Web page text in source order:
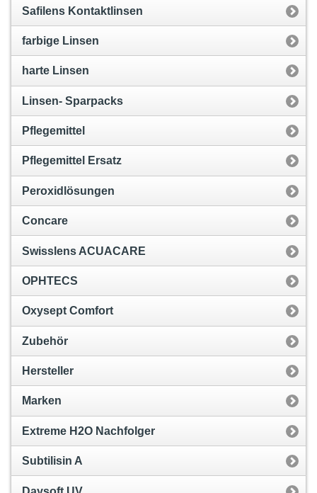
Safilens Kontaktlinsen
farbige Linsen
harte Linsen
Linsen- Sparpacks
Pflegemittel
Pflegemittel Ersatz
Peroxidlösungen
Concare
Swisslens ACUACARE
OPHTECS
Oxysept Comfort
Zubehör
Hersteller
Marken
Extreme H2O Nachfolger
Subtilisin A